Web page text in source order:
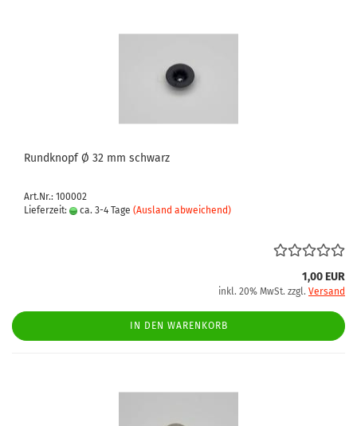
Rundknopf Ø 32 mm schwarz
Art.Nr.: 100002
Lieferzeit:
ca. 3-4 Tage (Ausland abweichend)
1,00 EUR
inkl. 20% MwSt. zzgl. Versand
IN DEN WARENKORB